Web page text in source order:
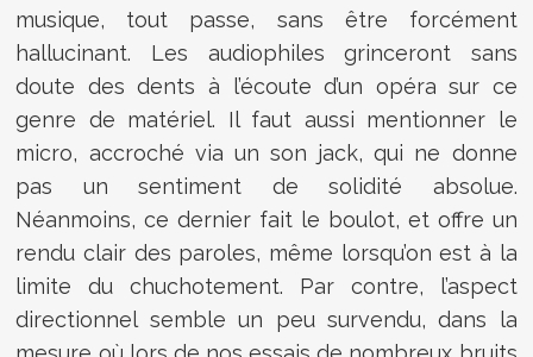
musique, tout passe, sans être forcément
hallucinant. Les audiophiles grinceront sans
doute des dents à l’écoute d’un opéra sur ce
genre de matériel. Il faut aussi mentionner le
micro, accroché via un son jack, qui ne donne
pas un sentiment de solidité absolue.
Néanmoins, ce dernier fait le boulot, et offre un
rendu clair des paroles, même lorsqu’on est à la
limite du chuchotement. Par contre, l’aspect
directionnel semble un peu survendu, dans la